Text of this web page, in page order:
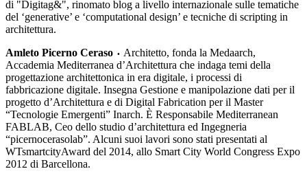
di "Digitag&", rinomato blog a livello internazionale sulle tematiche
del ‘generative’ e ‘computational design’ e tecniche di scripting in
architettura.
Amleto Picerno Ceraso • Architetto, fonda la Medaarch,
Accademia Mediterranea d’Architettura che indaga temi della
progettazione architettonica in era digitale, i processi di
fabbricazione digitale. Insegna Gestione e manipolazione dati per il
progetto d’Architettura e di Digital Fabrication per il Master
“Tecnologie Emergenti” Inarch. È Responsabile Mediterranean
FABLAB, Ceo dello studio d’architettura ed Ingegneria
“picernocerasolab”. Alcuni suoi lavori sono stati presentati al
WTsmartcityAward del 2014, allo Smart City World Congress Expo
2012 di Barcellona.